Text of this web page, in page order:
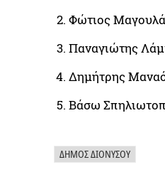
Φώτιος
Παναγιώτης
Δημήτρης
Βάσω
ΔΉΜΟΣ ΔΙΟΝΎΣΟΥ